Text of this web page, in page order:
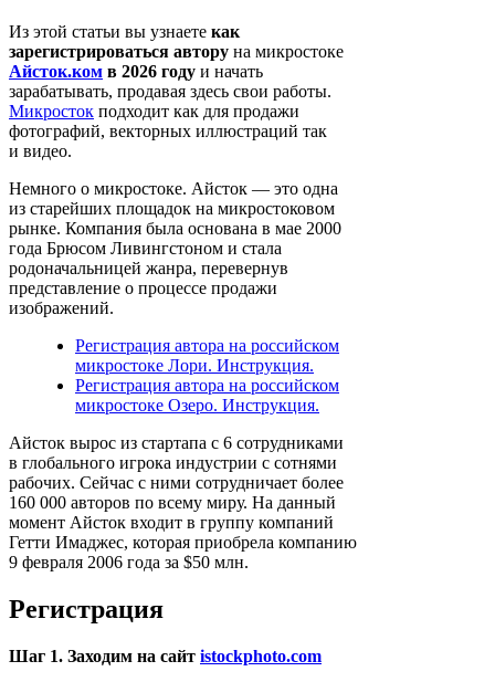
Из этой статьи вы узнаете как
зарегистрироваться автору на микростоке
Айсток.ком в 2026 году и начать
зарабатывать, продавая здесь свои работы.
Микросток подходит как для продажи
фотографий, векторных иллюстраций так
и видео.
Немного о микростоке. Айсток — это одна
из старейших площадок на микростоковом
рынке. Компания была основана в мае 2000
года Брюсом Ливингстоном и стала
родоначальницей жанра, перевернув
представление о процессе продажи
изображений.
Регистрация автора на российском
микростоке Лори. Инструкция.
Регистрация автора на российском
микростоке Озеро. Инструкция.
Айсток вырос из стартапа с 6 сотрудниками
в глобального игрока индустрии с сотнями
рабочих. Сейчас с ними сотрудничает более
160 000 авторов по всему миру. На данный
момент Айсток входит в группу компаний
Гетти Имаджес, которая приобрела компанию
9 февраля 2006 года за $50 млн.
Регистрация
Шаг 1. Заходим на сайт istockphoto.com